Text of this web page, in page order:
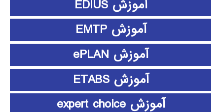
آموزش EDIUS
آموزش EMTP
آموزش ePLAN
آموزش ETABS
آموزش expert choice